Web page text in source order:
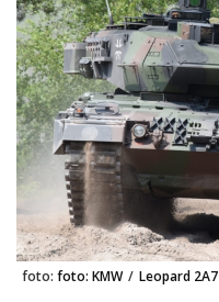
foto: foto: KMW / Leopard 2A7